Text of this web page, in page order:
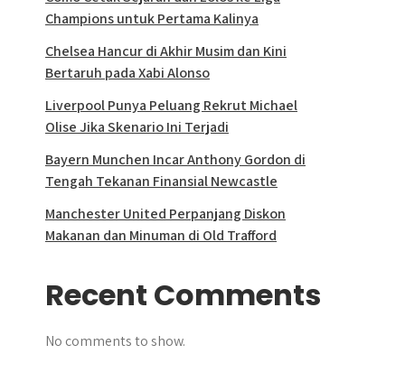
Champions untuk Pertama Kalinya
Chelsea Hancur di Akhir Musim dan Kini
Bertaruh pada Xabi Alonso
Liverpool Punya Peluang Rekrut Michael
Olise Jika Skenario Ini Terjadi
Bayern Munchen Incar Anthony Gordon di
Tengah Tekanan Finansial Newcastle
Manchester United Perpanjang Diskon
Makanan dan Minuman di Old Trafford
Recent Comments
No comments to show.